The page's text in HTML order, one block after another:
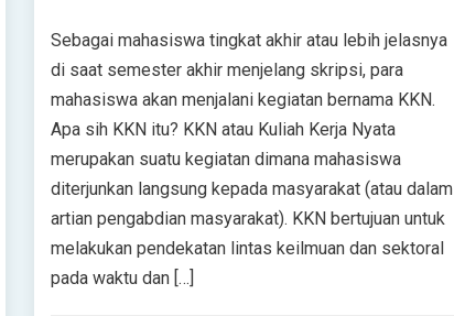
Sebagai mahasiswa tingkat akhir atau lebih jelasnya
di saat semester akhir menjelang skripsi, para
mahasiswa akan menjalani kegiatan bernama KKN.
Apa sih KKN itu? KKN atau Kuliah Kerja Nyata
merupakan suatu kegiatan dimana mahasiswa
diterjunkan langsung kepada masyarakat (atau dalam
artian pengabdian masyarakat). KKN bertujuan untuk
melakukan pendekatan lintas keilmuan dan sektoral
pada waktu dan […]